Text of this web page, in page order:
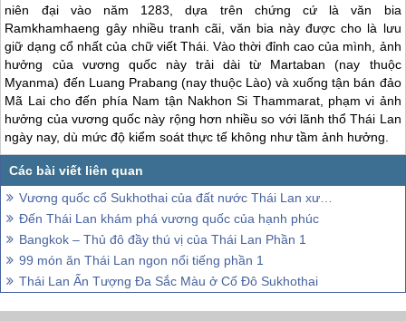
niên đại vào năm 1283, dựa trên chứng cứ là văn bia
Ramkhamhaeng gây nhiều tranh cãi, văn bia này được cho là lưu
giữ dạng cổ nhất của chữ viết Thái. Vào thời đỉnh cao của mình, ảnh
hưởng của vương quốc này trải dài từ Martaban (nay thuộc
Myanma) đến Luang Prabang (nay thuộc Lào) và xuống tận bán đảo
Mã Lai cho đến phía Nam tận Nakhon Si Thammarat, phạm vi ảnh
hưởng của vương quốc này rộng hơn nhiều so với lãnh thổThái Lan
ngày nay, dù mức độ kiểm soát thực tế không như tầm ảnh hưởng.
Vương quốc cổ Sukhothai của đất nước Thái Lan xưa – Phần 2
Đến Thái Lan khám phá vương quốc của hạnh phúc
Bangkok – Thủ đô đầy thú vị của Thái Lan Phần 1
99 món ăn Thái Lan ngon nổi tiếng phần 1
Thái Lan Ấn Tượng Đa Sắc Màu ở Cố Đô Sukhothai